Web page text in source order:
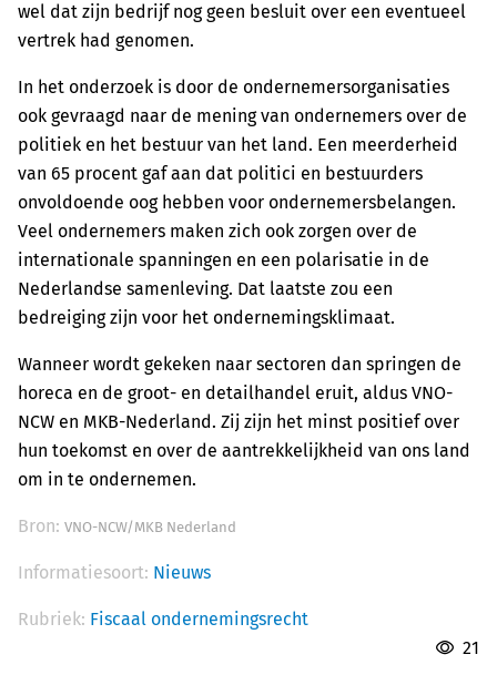
wel dat zijn bedrijf nog geen besluit over een eventueel
vertrek had genomen.
In het onderzoek is door de ondernemersorganisaties
ook gevraagd naar de mening van ondernemers over de
politiek en het bestuur van het land. Een meerderheid
van 65 procent gaf aan dat politici en bestuurders
onvoldoende oog hebben voor ondernemersbelangen.
Veel ondernemers maken zich ook zorgen over de
internationale spanningen en een polarisatie in de
Nederlandse samenleving. Dat laatste zou een
bedreiging zijn voor het ondernemingsklimaat.
Wanneer wordt gekeken naar sectoren dan springen de
horeca en de groot- en detailhandel eruit, aldus VNO-
NCW en MKB-Nederland. Zij zijn het minst positief over
hun toekomst en over de aantrekkelijkheid van ons land
om in te ondernemen.
Bron: VNO-NCW/MKB Nederland
Informatiesoort: Nieuws
Rubriek: Fiscaal ondernemingsrecht
21